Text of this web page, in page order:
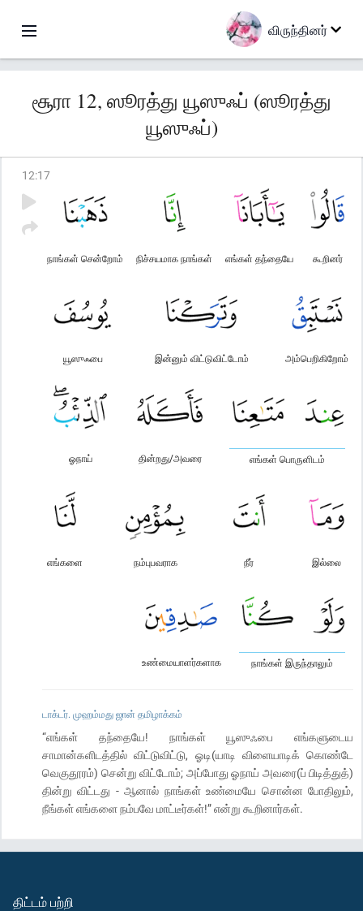
விருந்தினர்
சூரா 12, ஸூரத்து யூஸுஃப் (ஸூரத்து
யூஸுஃப்)
12:17
கூறினர்
எங்கள் தந்தையே
நிச்சயமாக நாங்கள்
நாங்கள் சென்றோம்
அம்பெறிகிறோம்
இன்னும் விட்டுவிட்டோம்
யூஸுஃபை
எங்கள் பொருளிடம்
தின்றது/அவரை
ஓநாய்
இல்லை
நீர்
நம்புபவராக
எங்களை
நாங்கள் இருந்தாலும்
உண்மையாளர்களாக
டாக்டர். முஹம்மது ஜான் தமிழாக்கம்
“எங்கள் தந்தையே! நாங்கள் யூஸுஃபை எங்களுடைய
சாமான்களிடத்தில் விட்டுவிட்டு, ஓடி(யாடி விளையாடிக் கொண்டே
வெகுதூரம்) சென்று விட்டோம்; அப்போது ஓநாய் அவரை(ப் பிடித்துத்)
தின்று விட்டது - ஆனால் நாங்கள் உண்மையே சொன்ன போதிலும்,
நீங்கள் எங்களை நம்பவே மாட்டீர்கள்!” என்று கூறினார்கள்.
திட்டம் பற்றி